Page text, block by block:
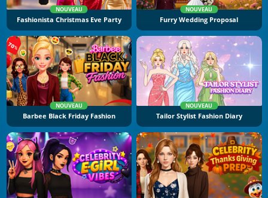
NOUVEAU
Fashionista Christmas Eve Party
NOUVEAU
Furry Wedding Proposal
NOUVEAU
Barbee Black Friday Fashion
NOUVEAU
Tailor Stylist Fashion Diary